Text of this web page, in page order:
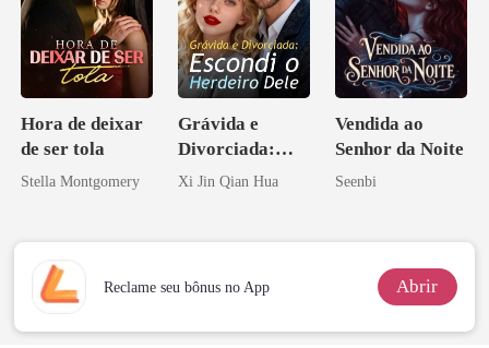
Hora de deixar
de ser tola
Stella Montgomery
Grávida e
Divorciada:
Escondi o
Xi Jin Qian Hua
Vendida ao
Senhor da Noite
Seenbi
Reclame seu bônus no App Abrir